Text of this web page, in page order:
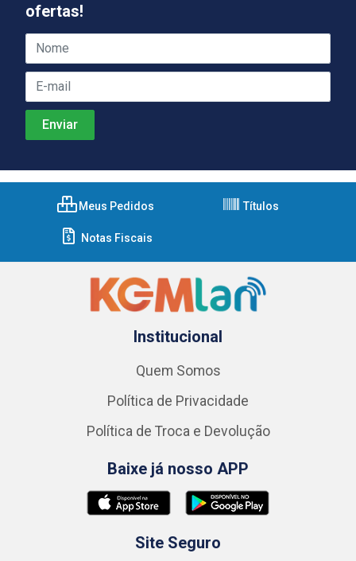
ofertas!
Meus Pedidos Títulos
Notas Fiscais
Institucional
Quem Somos
Política de Privacidade
Política de Troca e Devolução
Baixe já nosso APP
Site Seguro